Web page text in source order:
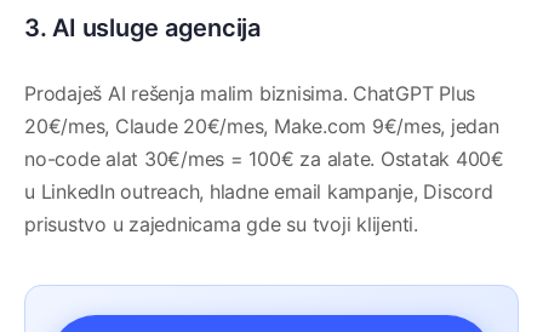
3. AI usluge agencija
Prodaješ AI rešenja malim biznisima. ChatGPT Plus
20€/mes, Claude 20€/mes, Make.com 9€/mes, jedan
no-code alat 30€/mes = 100€ za alate. Ostatak 400€
u LinkedIn outreach, hladne email kampanje, Discord
prisustvo u zajednicama gde su tvoji klijenti.